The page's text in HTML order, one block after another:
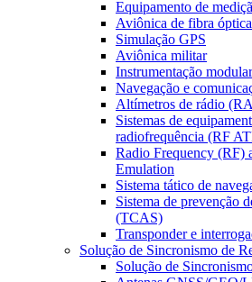
Equipamento de
Aviônica de fibra óptica
Simulação GPS
Aviônica militar
Instrumentação modular
Navegação e
Altímetros de rádio
Sistemas de
radiofrequência (RF
Radio Frequency (RF)
Emulation
Sistema tático de
Sistema de prevenção
(TCAS)
Transponder e
Solução de Sincronismo de
Solução de